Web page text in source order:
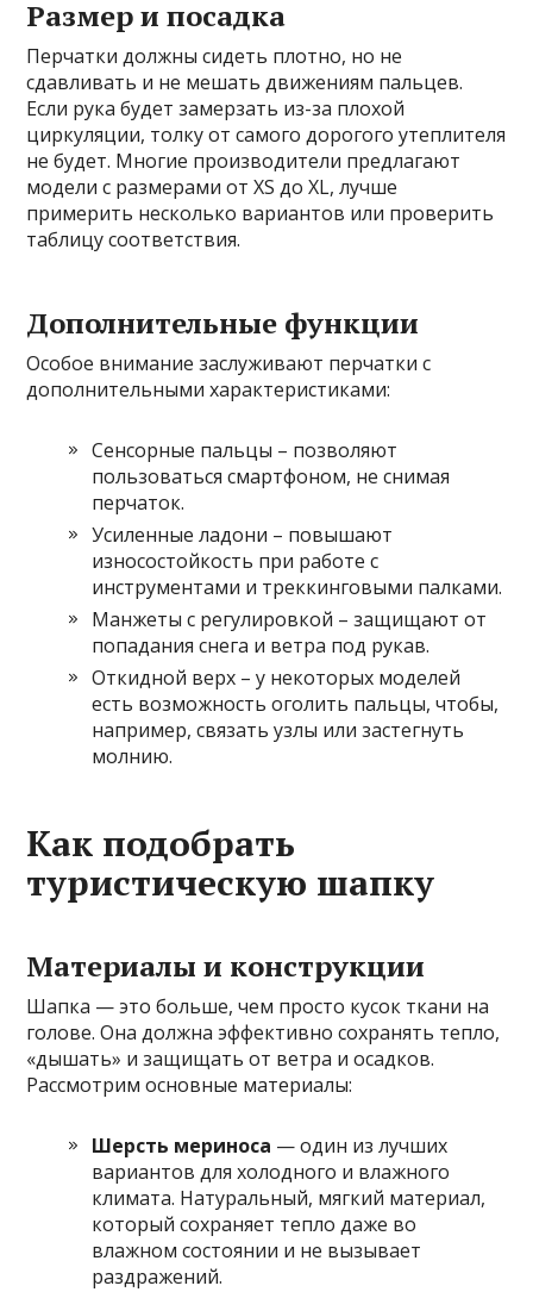
Размер и посадка
Перчатки должны сидеть плотно, но не
сдавливать и не мешать движениям пальцев.
Если рука будет замерзать из-за плохой
циркуляции, толку от самого дорогого утеплителя
не будет. Многие производители предлагают
модели с размерами от XS до XL, лучше
примерить несколько вариантов или проверить
таблицу соответствия.
Дополнительные функции
Особое внимание заслуживают перчатки с
дополнительными характеристиками:
Сенсорные пальцы – позволяют
пользоваться смартфоном, не снимая
перчаток.
Усиленные ладони – повышают
износостойкость при работе с
инструментами и треккинговыми палками.
Манжеты с регулировкой – защищают от
попадания снега и ветра под рукав.
Откидной верх – у некоторых моделей
есть возможность оголить пальцы, чтобы,
например, связать узлы или застегнуть
молнию.
Как подобрать
туристическую шапку
Материалы и конструкции
Шапка — это больше, чем просто кусок ткани на
голове. Она должна эффективно сохранять тепло,
«дышать» и защищать от ветра и осадков.
Рассмотрим основные материалы:
Шерсть мериноса — один из лучших
вариантов для холодного и влажного
климата. Натуральный, мягкий материал,
который сохраняет тепло даже во
влажном состоянии и не вызывает
раздражений.